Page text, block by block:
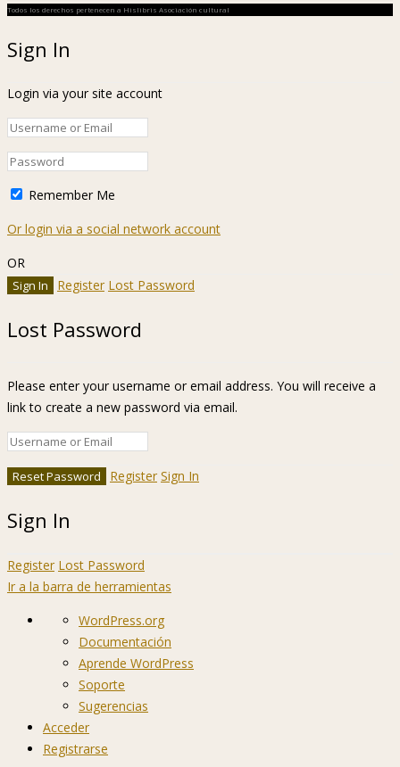
Todos los derechos pertenecen a Hislibris Asociación cultural
Sign In
Login via your site account
Remember Me
Or login via a social network account
OR
Register Lost Password
Lost Password
Please enter your username or email address. You will receive a
link to create a new password via email.
Register Sign In
Sign In
Register Lost Password
Ir a la barra de herramientas
Acerca
WordPress
WordPress.org
Documentación
Aprende WordPress
Soporte
Sugerencias
Acceder
Registrarse